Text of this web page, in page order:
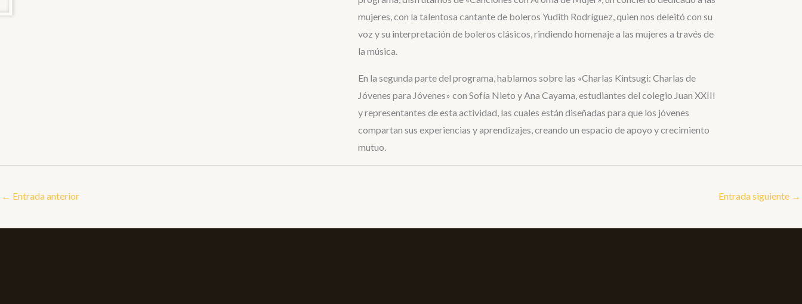
mujeres, con la talentosa cantante de boleros Yudith Rodríguez, quien nos deleitó con su
voz y su interpretación de boleros clásicos, rindiendo homenaje a las mujeres a través de
la música.
En la segunda parte del programa, hablamos sobre las «Charlas Kintsugi: Charlas de
Jóvenes para Jóvenes» con Sofía Nieto y Ana Cayama, estudiantes del colegio Juan XXIII
y representantes de esta actividad, las cuales están diseñadas para que los jóvenes
compartan sus experiencias y aprendizajes, creando un espacio de apoyo y crecimiento
mutuo.
← Entrada anterior Entrada siguiente →